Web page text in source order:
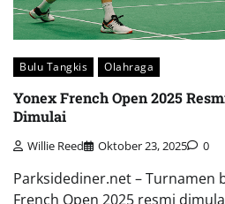
Bulu Tangkis Olahraga
Yonex French Open 2025
Dimulai
Willie Reed Oktober 23, 2025 0
Parksidediner.net – Turnamen
French Open 2025 resmi